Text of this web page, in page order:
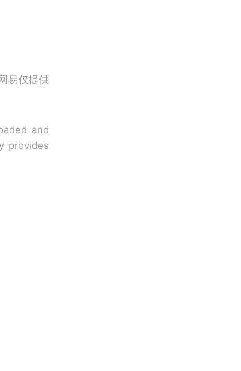
易仅提供
and
provides